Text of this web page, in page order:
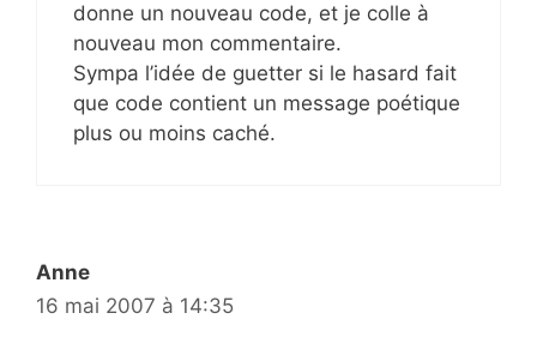
donne un nouveau code, et je colle à
nouveau mon commentaire.
Sympa l’idée de guetter si le hasard fait
que code contient un message poétique
plus ou moins caché.
Anne
16 mai 2007 à 14:35